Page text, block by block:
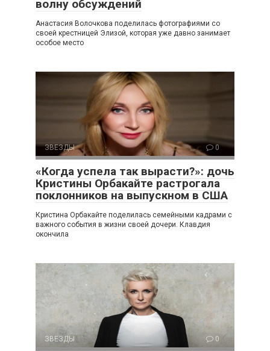
волну обсуждений
Анастасия Волочкова поделилась фотографиями со
своей крестницей Элизой, которая уже давно занимает
особое место
ЗВЕЗДЫ 0
«Когда успела так вырасти?»: дочь
Кристины Орбакайте растрогала
поклонников на выпускном в США
Кристина Орбакайте поделилась семейными кадрами с
важного события в жизни своей дочери. Клавдия
окончила
ЗВЕЗДЫ 0